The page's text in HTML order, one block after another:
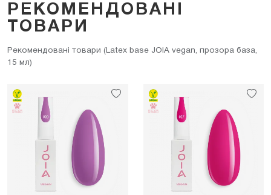
РЕКОМЕНДОВАНІ
ТОВАРИ
Рекомендовані товари (Latex base JOIA vegan, прозора база,
15 мл)